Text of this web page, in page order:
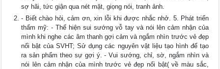
sợ hãi, tức giận qua nét mặt, giọng nói, tranh ảnh.
- Biết chào hỏi, cảm ơn, xin lỗi khi được nhắc nhở. 5. Phát triển
thẩm mỹ: - Thể hiện sui sướng vỗ tay và nói lên cảm nhận của
mình khi nghe các âm thanh gợi cảm và ngắm nhìn trước vẻ đẹp
nổi bật của SVHT; Sử dụng các nguyên vật liệu tạo hình để tạo
ra sản phẩm theo sự gợi ý. - Vui sướng, chỉ, sờ, ngắm nhìn và
nói lên cảm nhận của mình trước vẻ đẹp nổi bật( về màu sắc,